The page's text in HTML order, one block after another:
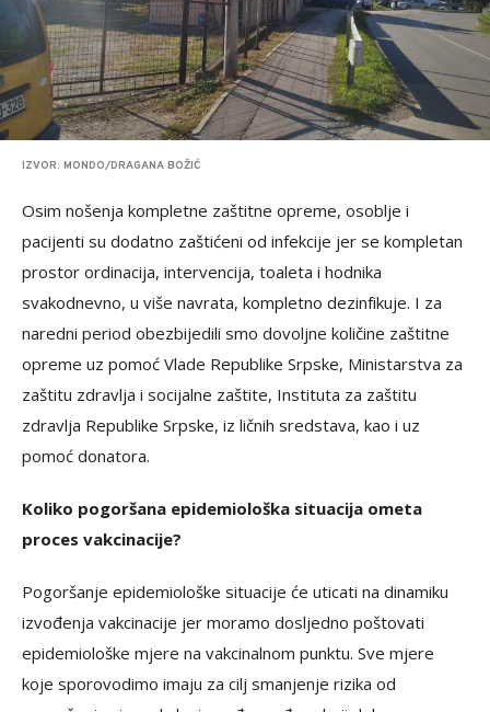
IZVOR: MONDO/DRAGANA BOŽIĆ
Osim nošenja kompletne zaštitne opreme, osoblje i
pacijenti su dodatno zaštićeni od infekcije jer se kompletan
prostor ordinacija, intervencija, toaleta i hodnika
svakodnevno, u više navrata, kompletno dezinfikuje. I za
naredni period obezbijedili smo dovoljne količine zaštitne
opreme uz pomoć Vlade Republike Srpske, Ministarstva za
zaštitu zdravlja i socijalne zaštite, Instituta za zaštitu
zdravlja Republike Srpske, iz ličnih sredstava, kao i uz
pomoć donatora.
Koliko pogoršana epidemiološka situacija ometa
proces vakcinacije?
Pogoršanje epidemiološke situacije će uticati na dinamiku
izvođenja vakcinacije jer moramo dosljedno poštovati
epidemiološke mjere na vakcinalnom punktu. Sve mjere
koje sporovodimo imaju za cilj smanjenje rizika od